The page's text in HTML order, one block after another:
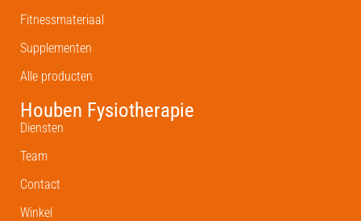
Fitnessmateriaal
Supplementen
Alle producten
Houben Fysiotherapie
Diensten
Team
Contact
Winkel